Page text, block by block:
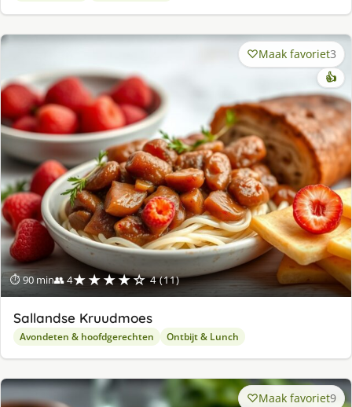
⏱ 90 min👥 4★★★★☆ 4 (11)
Maak favoriet3
👍
Sallandse Kruudmoes
Avondeten & hoofdgerechten Ontbijt & Lunch
Maak favoriet9